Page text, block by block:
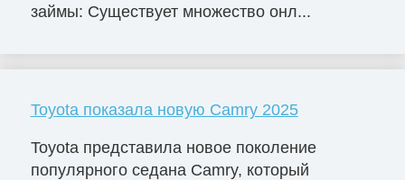
займы: Существует множество онл...
Toyota показала новую Camry 2025
Toyota представила новое поколение
популярного седана Camry, который